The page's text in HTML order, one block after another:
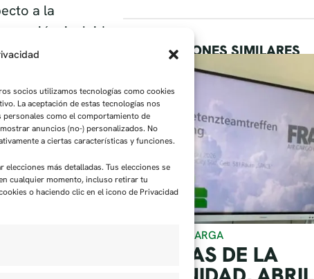
socios utilizamos tecnologías como cookies
La aceptación de estas tecnologías nos
como el comportamiento de
anuncios (no-) personalizados. No
a ciertas características y funciones.
más detalladas. Tus elecciones se
cualquier momento, incluso retirar tu
o haciendo clic en el icono de Privacidad
a la
incluido
trimestre de
PUBLICACIONES SIMILARES
CORREO DE CARGA
NOTICIAS DE LA